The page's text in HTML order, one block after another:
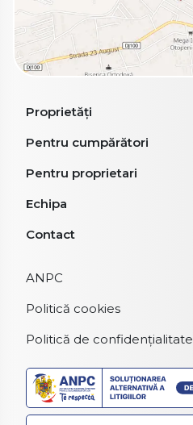
Proprietăți
Pentru cumpărători
Pentru proprietari
Echipa
Contact
ANPC
Politică cookies
Politică de confidențialitate